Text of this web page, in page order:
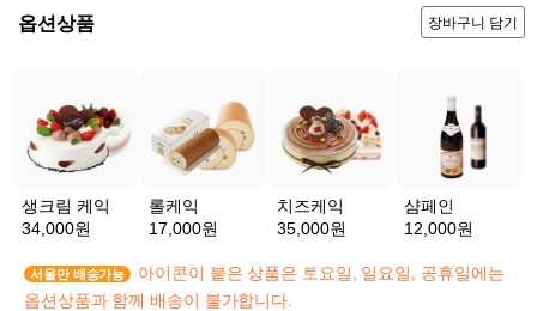
옵션상품 장바구니 담기
생크림 케익
34,000원
롤케익
17,000원
치즈케익
35,000원
샴페인
12,000원
서울만 배송가능
아이콘이 붙은 상품은 토요일, 일요일, 공휴일에는
옵션상품과 함께 배송이 불가합니다.